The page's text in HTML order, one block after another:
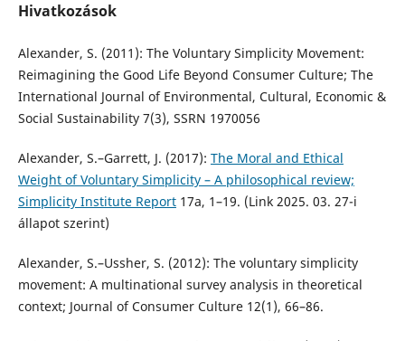
Hivatkozások
Alexander, S. (2011): The Voluntary Simplicity Movement:
Reimagining the Good Life Beyond Consumer Culture; The
International Journal of Environmental, Cultural, Economic &
Social Sustainability 7(3), SSRN 1970056
Alexander, S.–Garrett, J. (2017): The Moral and Ethical
Weight of Voluntary Simplicity – A philosophical review;
Simplicity Institute Report17a, 1–19. (Link 2025. 03. 27-i
állapot szerint)
Alexander, S.–Ussher, S. (2012): The voluntary simplicity
movement: A multinational survey analysis in theoretical
context; Journal of Consumer Culture 12(1), 66–86.